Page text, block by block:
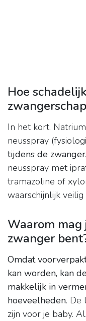
Hoe
In het kort.
neusspray
tijdens de
neusspray met
tramazoline of
waarschijnlijk
Waarom mag
zwanger
Omdat
kan worden, kan
makkelijk in
hoeveelheden. De
zijn voor je baby.